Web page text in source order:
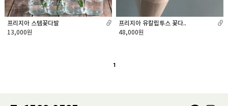
프리지아 스템꽃다발
13,000원
프리지아 유칼립투스 꽃다..
48,000원
1